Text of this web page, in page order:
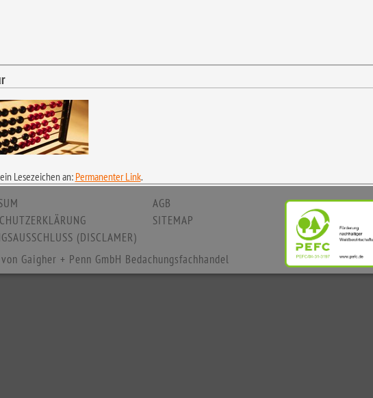
Lesezeichen an: Permanenter Link.
(DISCLAMER)
AGB
SITEMAP
Gaigher + Penn GmbH Bedachungsfachhandel